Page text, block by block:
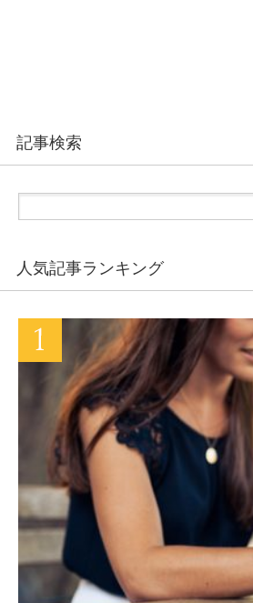
記事検索
人気記事ランキング